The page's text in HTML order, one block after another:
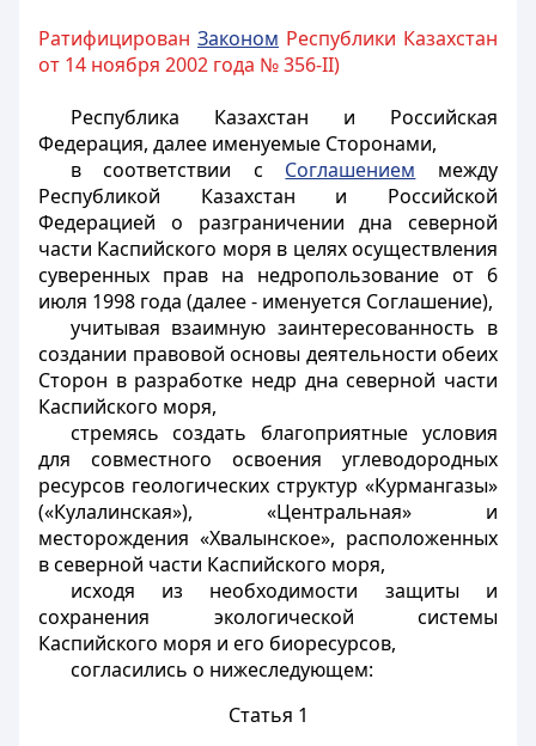
Ратифицирован Законом Республики Казахстан
от 14 ноября 2002 года № 356-II)
Республика Казахстан и Российская
Федерация, далее именуемые Сторонами,
в соответствии с Соглашением между
Республикой Казахстан и Российской
Федерацией о разграничении дна северной
части Каспийского моря в целях осуществления
суверенных прав на недропользование от 6
июля 1998 года (далее - именуется Соглашение),
учитывая взаимную заинтересованность в
создании правовой основы деятельности обеих
Сторон в разработке недр дна северной части
Каспийского моря,
стремясь создать благоприятные условия
для совместного освоения углеводородных
ресурсов геологических структур «Курмангазы»
(«Кулалинская»), «Центральная» и
месторождения «Хвалынское», расположенных
в северной части Каспийского моря,
исходя из необходимости защиты и
сохранения экологической системы
Каспийского моря и его биоресурсов,
согласились о нижеследующем:
Статья 1